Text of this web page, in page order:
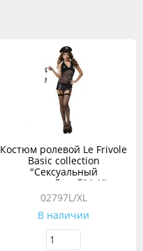
Костюм ролевой Le Frivole
Basic collection
"Сексуальный
полицейский" L-XL
02797L/XL
В наличии